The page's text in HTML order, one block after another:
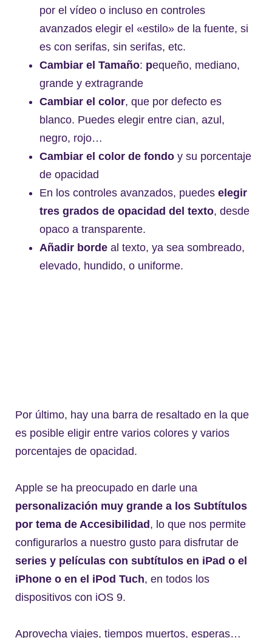
por el vídeo o incluso en controles
avanzados elegir el «estilo» de la fuente, si
es con serifas, sin serifas, etc.
Cambiar el Tamaño: pequeño, mediano,
grande y extragrande
Cambiar el color, que por defecto es
blanco. Puedes elegir entre cian, azul,
negro, rojo…
Cambiar el color de fondo y su porcentaje
de opacidad
En los controles avanzados, puedes elegir
tres grados de opacidad del texto, desde
opaco a transparente.
Añadir borde al texto, ya sea sombreado,
elevado, hundido, o uniforme.
Por último, hay una barra de resaltado en la que
es posible eligir entre varios colores y varios
porcentajes de opacidad.
Apple se ha preocupado en darle una
personalización muy grande a los Subtítulos
por tema de Accesibilidad, lo que nos permite
configurarlos a nuestro gusto para disfrutar de
series y películas con subtítulos en iPad o el
iPhone o en el iPod Tuch, en todos los
dispositivos con iOS 9.
Aprovecha viajes, tiempos muertos, esperas…